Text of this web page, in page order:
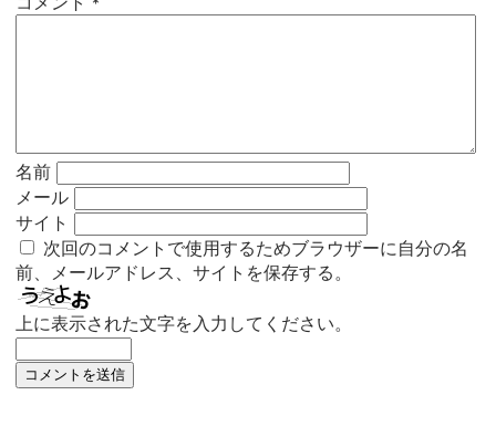
名前
メール
サイト
次回のコメントで使用するためブラウザーに自分の名
前、メールアドレス、サイトを保存する。
上に表示された文字を入力してください。